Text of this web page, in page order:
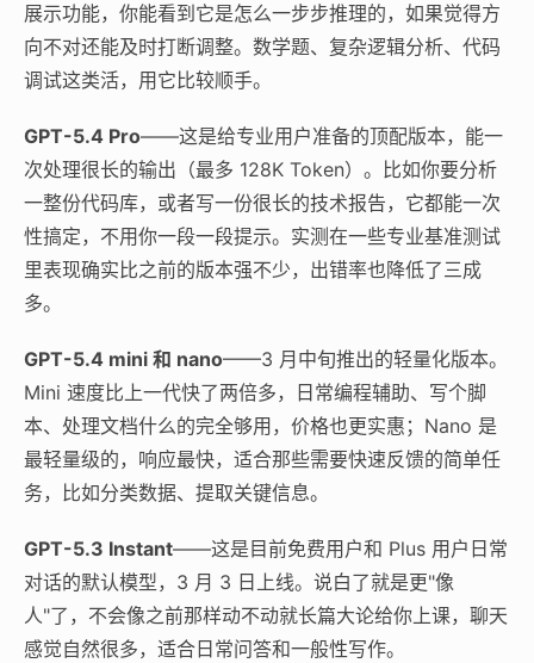
展示功能，你能看到它是怎么一步步推理的，如果觉得方
向不对还能及时打断调整。数学题、复杂逻辑分析、代码
调试这类活，用它比较顺手。
GPT-5.4 Pro——这是给专业用户准备的顶配版本，能一
次处理很长的输出（最多 128K Token）。比如你要分析
一整份代码库，或者写一份很长的技术报告，它都能一次
性搞定，不用你一段一段提示。实测在一些专业基准测试
里表现确实比之前的版本强不少，出错率也降低了三成
多。
GPT-5.4 mini 和 nano——3 月中旬推出的轻量化版本。
Mini 速度比上一代快了两倍多，日常编程辅助、写个脚
本、处理文档什么的完全够用，价格也更实惠；Nano 是
最轻量级的，响应最快，适合那些需要快速反馈的简单任
务，比如分类数据、提取关键信息。
GPT-5.3 Instant——这是目前免费用户和 Plus 用户日常
对话的默认模型，3 月 3 日上线。说白了就是更"像
人"了，不会像之前那样动不动就长篇大论给你上课，聊天
感觉自然很多，适合日常问答和一般性写作。